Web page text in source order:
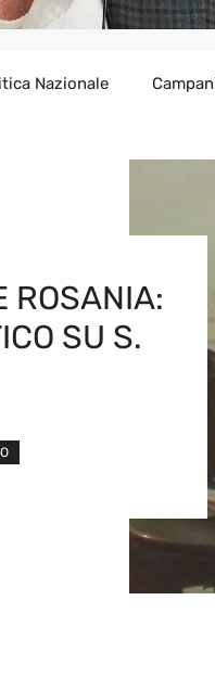
Nazionale
ROSANIA:
SU S.